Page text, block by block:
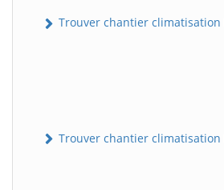
Trouver chantier climatisation
Trouver chantier climatisation